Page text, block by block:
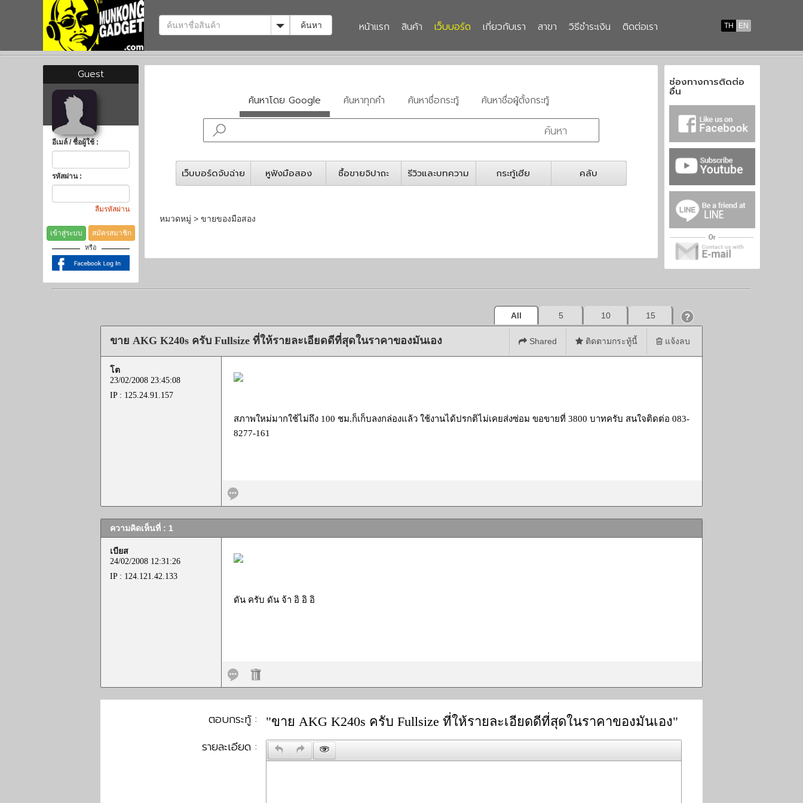
Toggle Dropdown
ค้นหา TH EN
หน้าแรก สินค้า เว็บบอร์ด เกี่ยวกับเรา สาขา วิธีชำระเงิน ติดต่อเรา
Guest
อีเมล์ / ชื่อผู้ใช้ :
รหัสผ่าน :
ลืมรหัสผ่าน
เข้าสู่ระบบ สมัครสมาชิก
หรือ
ค้นหาโดย Google ค้นหาทุกคำ ค้นหาชื่อกระทู้ ค้นหาชื่อผู้ตั้งกระทู้
เว็บบอร์ดจับฉ่าย หูฟังมือสอง ซื้อขายจิปาถะ รีวิวและบทความ กระทู้เฮีย คลับ
หมวดหมู่ > ขายของมือสอง
ช่องทางการติดต่อ
อื่น
All 5 10 15
ขาย AKG K240s ครับ Fullsize ที่ให้รายละเอียดดีที่สุดในราคาของมันเอง Shared ติดตามกระทู้นี้ แจ้งลบ
โต
23/02/2008 23:45:08
IP : 125.24.91.157
สภาพใหม่มากใช้ไม่ถึง 100 ชม.ก็เก็บลงกล่องแล้ว ใช้งานได้ปรกติไม่เคยส่งซ่อม ขอขายที่ 3800 บาทครับ สนใจติดต่อ 083-
8277-161
ความคิดเห็นที่ : 1
เบียส
24/02/2008 12:31:26
IP : 124.121.42.133
ดัน ครับ ดัน จ้า อิ อิ อิ
ตอบกระทู้ : "ขาย AKG K240s ครับ Fullsize ที่ให้รายละเอียดดีที่สุดในราคาของมันเอง"
รายละเอียด :